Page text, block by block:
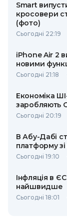
Smart
кросовери
(фото)
Сьогодні 22:19
iPhone Air 2
новими
Сьогодні 21:18
Економіка
заробляють
Сьогодні 20:19
В Абу-Дабі
платформу
Сьогодні 19:10
Інфляція в
найшвидше
Сьогодні 18:01